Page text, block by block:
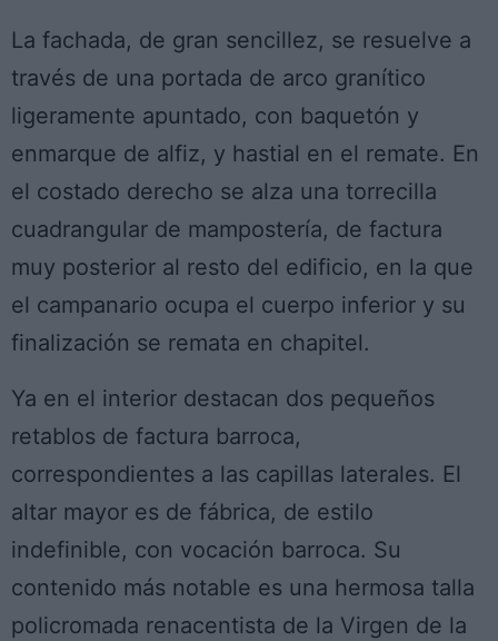
La fachada, de gran sencillez, se resuelve a
través de una portada de arco granítico
ligeramente apuntado, con baquetón y
enmarque de alfiz, y hastial en el remate. En
el costado derecho se alza una torrecilla
cuadrangular de mampostería, de factura
muy posterior al resto del edificio, en la que
el campanario ocupa el cuerpo inferior y su
finalización se remata en chapitel.
Ya en el interior destacan dos pequeños
retablos de factura barroca,
correspondientes a las capillas laterales. El
altar mayor es de fábrica, de estilo
indefinible, con vocación barroca. Su
contenido más notable es una hermosa talla
policromada renacentista de la Virgen de la